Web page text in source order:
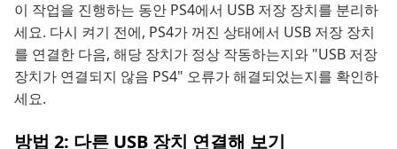
이 작업을 진행하는 동안 PS4에서 USB 저장 장치를 분리하
세요. 다시 켜기 전에, PS4가 꺼진 상태에서 USB 저장 장치
를 연결한 다음, 해당 장치가 정상 작동하는지와 "USB 저장
장치가 연결되지 않음 PS4" 오류가 해결되었는지를 확인하
세요.
방법 2: 다른 USB 장치 연결해 보기